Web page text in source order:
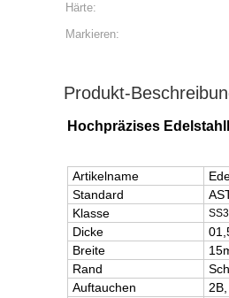
Härte:
Markieren:
Produkt-
Hochpräzises
Artikelname
Standard
Klasse
Dicke
Breite
Rand
Auftauchen